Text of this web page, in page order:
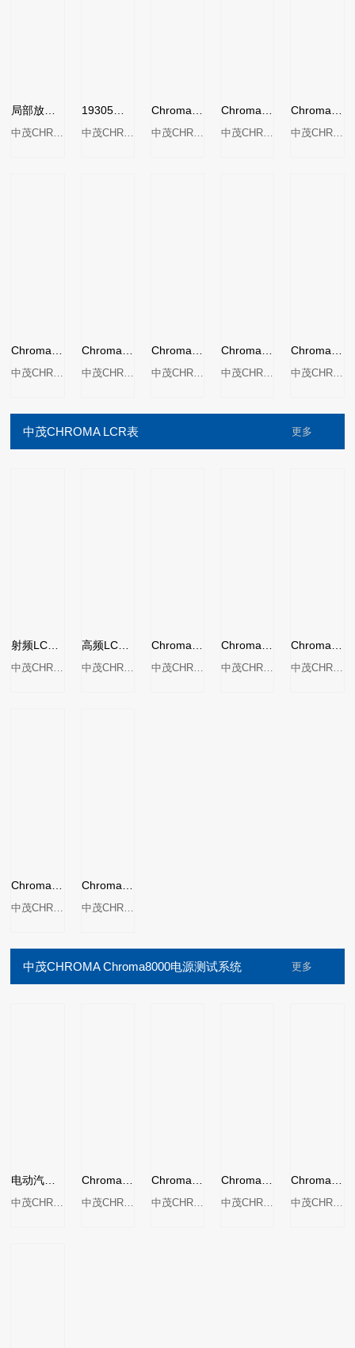
局部放电测试器MODEL 19501
中茂CHROMA
19305绕线元件脉冲测试器
中茂CHROMA
Chroma 19056/19057系列耐压测试分析仪
中茂CHROMA
Chroma 19301A-绕线元件脉冲测试器
中茂CHROMA
Chroma19572 接地电阻测试仪
中茂CHROMA
Chroma 19036绕线元件安规分析仪
中茂CHROMA
Chroma 19035绕线元件安规测试仪
中茂CHROMA
Chroma 19053耐压测试仪
中茂CHROMA
Chroma 19073系列耐压测试器
中茂CHROMA
Chroma 19052耐压测试仪
中茂CHROMA
中茂CHROMA LCR表 更多
射频LCR表MODEL 11090-030
中茂CHROMA
高频LCR表MODEL 11050系列
中茂CHROMA
Chroma 11021/11021-L LCR表
中茂CHROMA
Chroma 11022/11025 LCR表
中茂CHROMA
Chroma 1061A/1062A/1075 精密LCR表
中茂CHROMA
Chroma 11020 电容表
中茂CHROMA
Chroma 1062A精密LCR表
中茂CHROMA
中茂CHROMA Chroma8000电源测试系统 更多
电动汽车供电设备/充电桩自动测试系统
中茂CHROMA
Chroma 8200 开关电源自动测试系统
中茂CHROMA
Chroma 8010 PC电源供应器自动测试系统
中茂CHROMA
Chroma 8020 配接器/充电器自动测试系统
中茂CHROMA
Chroma 8491 LED电源自动测试系统
中茂CHROMA